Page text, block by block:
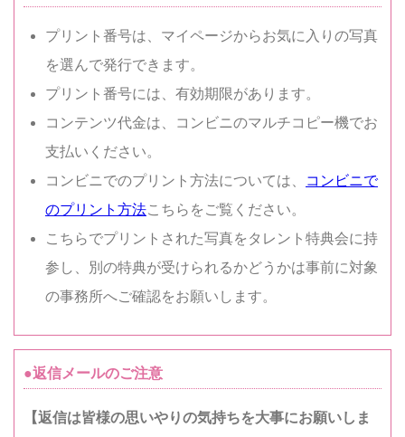
プリント番号は、マイページからお気に入りの写真
を選んで発行できます。
プリント番号には、有効期限があります。
コンテンツ代金は、コンビニのマルチコピー機でお
支払いください。
コンビニでのプリント方法については、
コンビニで
のプリント方法こちらをご覧ください。
こちらでプリントされた写真をタレント特典会に持
参し、別の特典が受けられるかどうかは事前に対象
の事務所へご確認をお願いします。
●返信メールのご注意
【返信は皆様の思いやりの気持ちを大事にお願いしま